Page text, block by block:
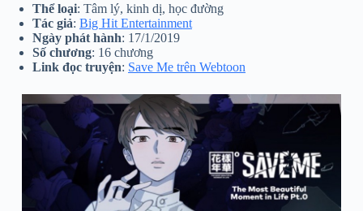
Thể loại: Tâm lý, kinh dị, học đường
Tác giả: Big Hit Entertainment
Ngày phát hành: 17/1/2019
Số chương: 16 chương
Link đọc truyện: Save Me trên Webtoon